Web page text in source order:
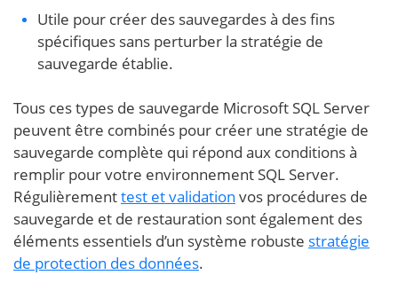
Utile pour créer des sauvegardes à des fins
spécifiques sans perturber la stratégie de
sauvegarde établie.
Tous ces types de sauvegarde Microsoft SQL Server
peuvent être combinés pour créer une stratégie de
sauvegarde complète qui répond aux conditions à
remplir pour votre environnement SQL Server.
Régulièrementtest et validation vos procédures de
sauvegarde et de restauration sont également des
éléments essentiels d’un système robuste stratégie
de protection des données.